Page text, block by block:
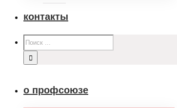
контакты
о профсоюзе